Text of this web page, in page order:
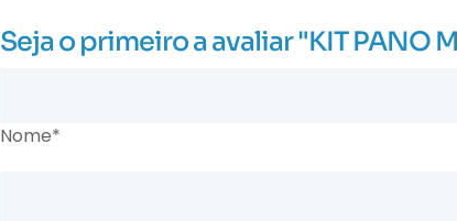
Seja o primeiro a avaliar "KIT PANO
Nome*